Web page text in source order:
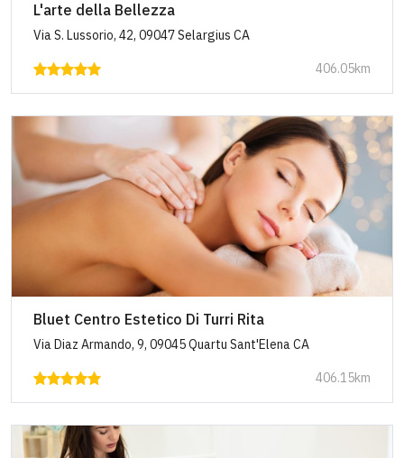
L'arte della Bellezza
Via S. Lussorio, 42, 09047 Selargius CA
406.05km
Bluet Centro Estetico Di Turri Rita
Via Diaz Armando, 9, 09045 Quartu Sant'Elena CA
406.15km